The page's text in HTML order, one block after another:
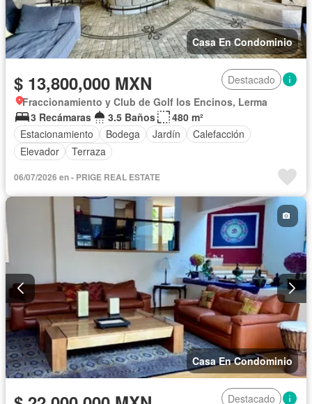
Casa En Condominio
$ 13,800,000 MXN
Destacado
Fraccionamiento y Club de Golf los Encinos, Lerma
3 Recámaras
3.5 Baños
480 m²
Estacionamiento
Bodega Jardín
Calefacción
Elevador
Terraza
06/07/2026 en - PRIGE REAL ESTATE
Casa En Condominio
Destacado